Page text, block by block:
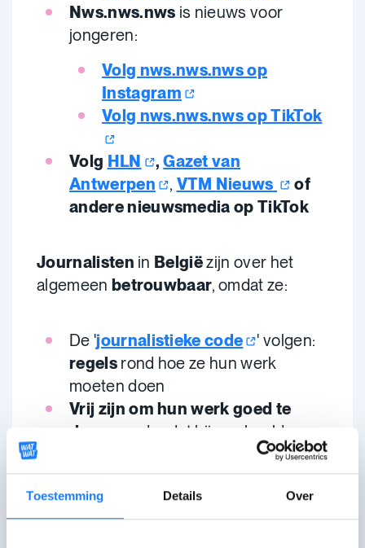
Toestemming Details Over
Nws.nws.nws is nieuws voor
jongeren:
Volg nws.nws.nws op
Instagram
Volg nws.nws.nws op TikTok
Volg HLN ,Gazet van
Antwerpen
, VTM Nieuws
of
andere nieuwsmedia op TikTok
Journalisten in Belgiëzijn over het
algemeen betrouwbaar, omdat ze:
De 'journalistieke code
' volgen:
regels rond hoe ze hun werk
moeten doen
Vrij zijn om hun werk goed te
doen
, zonder dat bijvoorbeeld
politici zeggen wat ze moeten doen
(Press FreedomIndex ).